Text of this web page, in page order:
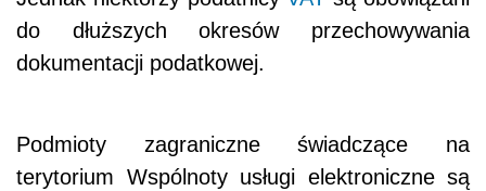
do dłuższych okresów przechowywania
dokumentacji podatkowej.
Podmioty zagraniczne świadczące na
terytorium Wspólnoty usługi elektroniczne są